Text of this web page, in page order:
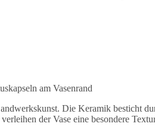
am Vasenrand
Die Keramik besticht
der Vase eine besondere